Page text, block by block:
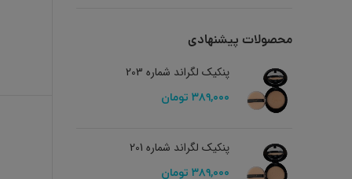
محصولات پیشنهادی
پنکیک لگراند شماره 203
۳۸۹,۰۰۰ تومان
پنکیک لگراند شماره 201
۳۸۹,۰۰۰ تومان